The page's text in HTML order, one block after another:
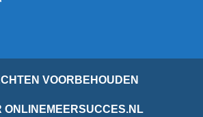
VOORBEHOUDEN
ONLINEMEERSUCCES.NL